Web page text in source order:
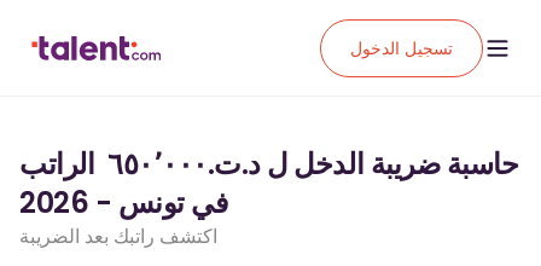
تسجيل الدخول
حاسبة ضريبة الدخل ل د.ت.‏٦٥٠٬٠٠٠ ‏ الراتب
في تونس - 2026
اكتشف راتبك بعد الضريبة